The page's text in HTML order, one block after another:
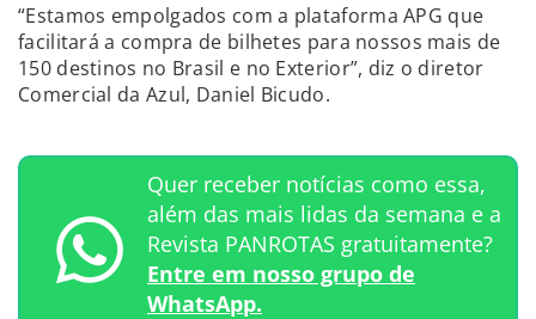
“Estamos empolgados com a plataforma APG que
facilitará a compra de bilhetes para nossos mais de
150 destinos no Brasil e no Exterior”, diz o diretor
Comercial da Azul, Daniel Bicudo.
Quer receber notícias como essa,
além das mais lidas da semana e a
Revista PANROTAS gratuitamente?
Entre em nosso grupo de
WhatsApp.